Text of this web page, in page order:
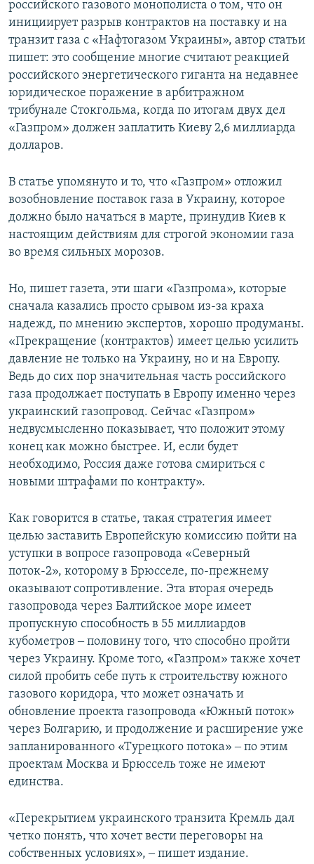
российского газового монополиста о том, что он
инициирует разрыв контрактов на поставку и на
транзит газа с «Нафтогазом Украины», автор статьи
пишет: это сообщение многие считают реакцией
российского энергетического гиганта на недавнее
юридическое поражение в арбитражном
трибунале Стокгольма, когда по итогам двух дел
«Газпром» должен заплатить Киеву 2,6 миллиарда
долларов.
В статье упомянуто и то, что «Газпром» отложил
возобновление поставок газа в Украину, которое
должно было начаться в марте, принудив Киев к
настоящим действиям для строгой экономии газа
во время сильных морозов.
Но, пишет газета, эти шаги «Газпрома», которые
сначала казались просто срывом из-за краха
надежд, по мнению экспертов, хорошо продуманы.
«Прекращение (контрактов) имеет целью усилить
давление не только на Украину, но и на Европу.
Ведь до сих пор значительная часть российского
газа продолжает поступать в Европу именно через
украинский газопровод. Сейчас «Газпром»
недвусмысленно показывает, что положит этому
конец как можно быстрее. И, если будет
необходимо, Россия даже готова смириться с
новыми штрафами по контракту».
Как говорится в статье, такая стратегия имеет
целью заставить Европейскую комиссию пойти на
уступки в вопросе газопровода «Северный
поток-2», которому в Брюсселе, по-прежнему
оказывают сопротивление. Эта вторая очередь
газопровода через Балтийское море имеет
пропускную способность в 55 миллиардов
кубометров ‒ половину того, что способно пройти
через Украину. Кроме того, «Газпром» также хочет
силой пробить себе путь к строительству южного
газового коридора, что может означать и
обновление проекта газопровода «Южный поток»
через Болгарию, и продолжение и расширение уже
запланированного «Турецкого потока» ‒ по этим
проектам Москва и Брюссель тоже не имеют
единства.
«Перекрытием украинского транзита Кремль дал
четко понять, что хочет вести переговоры на
собственных условиях», ‒ пишет издание.